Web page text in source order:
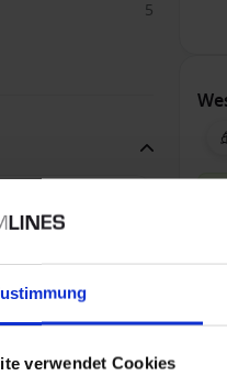
verwendet Cookies
5
149